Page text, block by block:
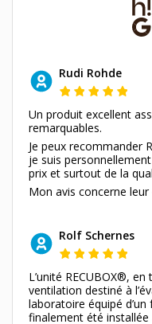
Rudi Rohde
Un produit excellent
remarquables.
Je peux recommander
je suis
prix et surtout de la
Mon avis concerne
Rolf Schernes
L’unité RECUBOX®,
ventilation destiné à
laboratoire équipé
finalement été